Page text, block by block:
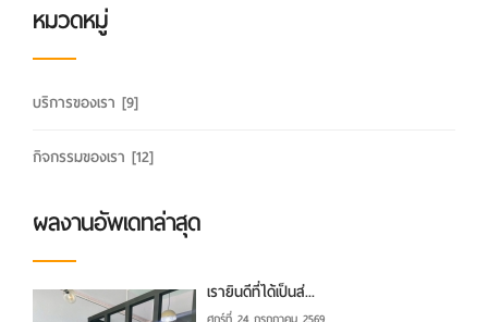
หมวดหมู่
บริการของเรา [9]
กิจกรรมของเรา [12]
ผลงานอัพเดทล่าสุด
เรายินดีที่ได้เป็นส่...